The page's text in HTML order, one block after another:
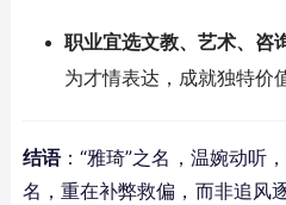
职业宜选文教、艺术、咨
为才情表达，成就独特价
结语：“雅琦”之名，温婉动听
名，重在补弊救偏，而非追风